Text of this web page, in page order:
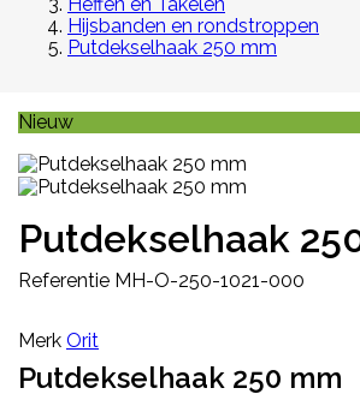
Hijsbanden en rondstroppen
Putdekselhaak 250 mm
Nieuw
Putdekselhaak
Referentie MH-O-250-1021-000
Merk Orit
Putdekselhaak 250 mm